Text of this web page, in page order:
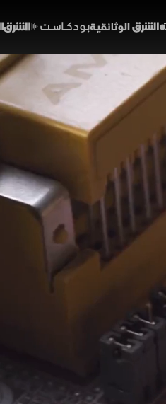
والتمويل
مرحلة تاريخية يسير
القيمة
حدوث ثورة حيث لم يحظى
والأعمال